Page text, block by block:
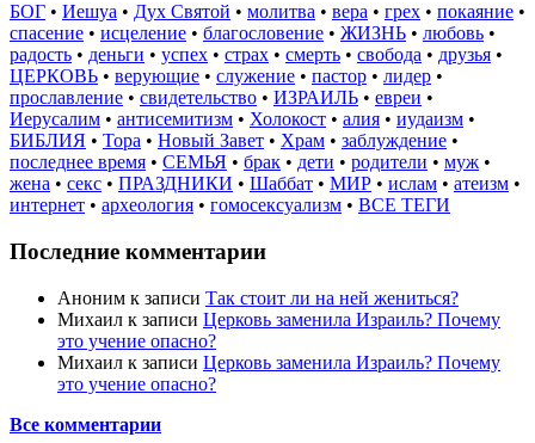
БОГ • Иешуа • Дух Святой • молитва • вера • грех • покаяние •
спасение • исцеление • благословение • ЖИЗНЬ • любовь •
радость • деньги • успех • страх • смерть • свобода • друзья •
ЦЕРКОВЬ • верующие • служение • пастор • лидер •
прославление • свидетельство • ИЗРАИЛЬ • евреи •
Иерусалим • антисемитизм • Холокост • алия • иудаизм •
БИБЛИЯ • Тора • Новый Завет • Храм • заблуждение •
последнее время • СЕМЬЯ • брак • дети • родители • муж •
жена • секс • ПРАЗДНИКИ • Шаббат • МИР • ислам • атеизм •
интернет • археология • гомосексуализм • ВСЕ ТЕГИ
Последние комментарии
Аноним к записи Так стоит ли на ней жениться?
Михаил к записи Церковь заменила Израиль? Почему
это учение опасно?
Михаил к записи Церковь заменила Израиль? Почему
это учение опасно?
Все комментарии